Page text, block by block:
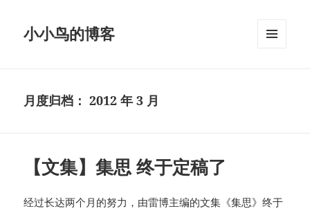
小小鸟的博客
月度归档：2012 年 3 月
【文集】集思 终于定稿了
经过长达两个月的努力，由雷博主编的文集《集思》终于